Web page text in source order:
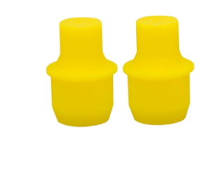
生產製造
選購指南
公司介紹